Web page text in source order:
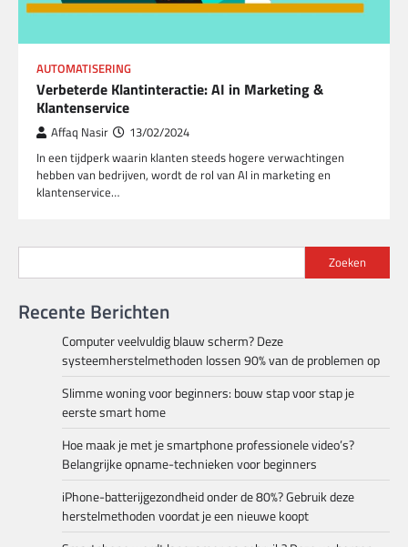
AUTOMATISERING
Verbeterde Klantinteractie: AI in Marketing &
Klantenservice
Affaq Nasir 13/02/2024
In een tijdperk waarin klanten steeds hogere verwachtingen
hebben van bedrijven, wordt de rol van AI in marketing en
klantenservice…
Zoeken
Recente Berichten
Computer veelvuldig blauw scherm? Deze
systeemherstelmethoden lossen 90% van de problemen op
Slimme woning voor beginners: bouw stap voor stap je
eerste smart home
Hoe maak je met je smartphone professionele video’s?
Belangrijke opname-technieken voor beginners
iPhone-batterijgezondheid onder de 80%? Gebruik deze
herstelmethoden voordat je een nieuwe koopt